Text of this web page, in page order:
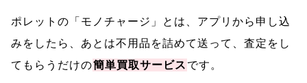
ポレットの「モノチャージ」とは、アプリから申し込
みをしたら、あとは不用品を詰めて送って、査定をし
てもらうだけの簡単買取サービス です。